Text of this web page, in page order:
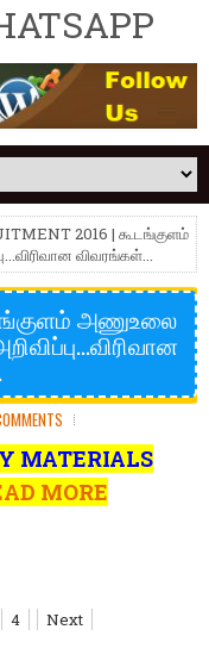
2016 | கூடங்குளம்
விவரங்கள்...
அணுஉலை
MATERIALS
MORE
4 Next